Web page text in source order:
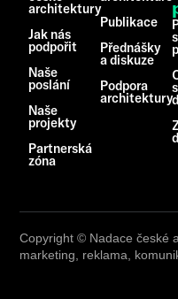
architektury
Jak nás
podpořit
Naše
poslání
Naše
projekty
Partnerská
zóna
Publikace
Přednášky
a diskuze
Podpora
architektury
Copyright © Nadace české
marketing, reklama,